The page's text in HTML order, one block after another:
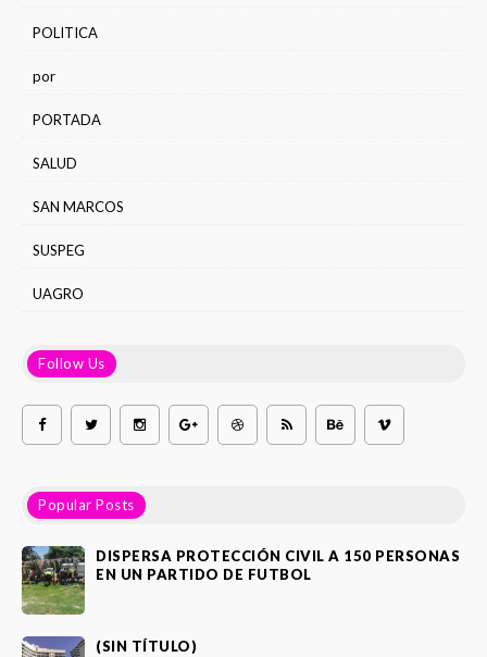
POLITICA
por
PORTADA
SALUD
SAN MARCOS
SUSPEG
UAGRO
Follow Us
Popular Posts
DISPERSA PROTECCIÓN CIVIL A 150 PERSONAS
EN UN PARTIDO DE FUTBOL
(SIN TÍTULO)